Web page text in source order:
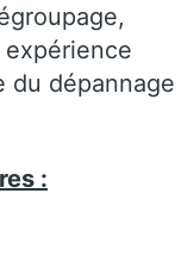
expérience
du dépannage
: